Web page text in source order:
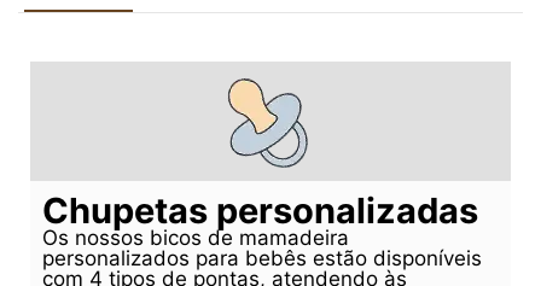
Chupetas personalizadas
Os nossos bicos de mamadeira
personalizados para bebês estão disponíveis
com 4 tipos de pontas, atendendo às